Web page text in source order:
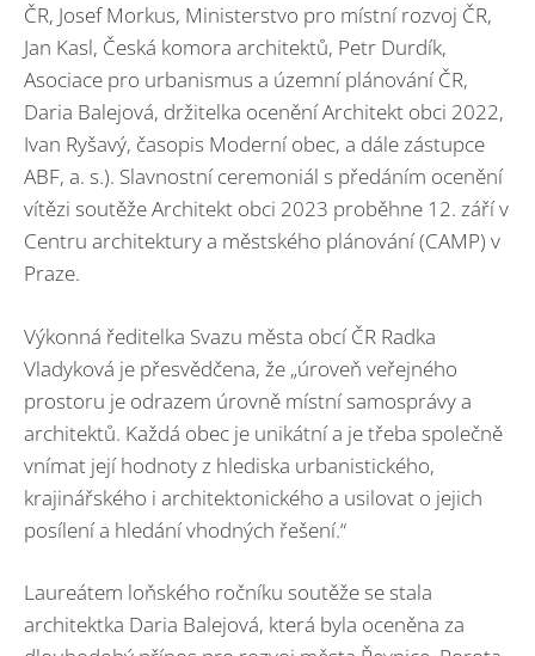
ČR, Josef Morkus, Ministerstvo pro místní rozvoj ČR,
Jan Kasl, Česká komora architektů, Petr Durdík,
Asociace pro urbanismus a územní plánování ČR,
Daria Balejová, držitelka ocenění Architekt obci 2022,
Ivan Ryšavý, časopis Moderní obec, a dále zástupce
ABF, a. s.). Slavnostní ceremoniál s předáním ocenění
vítězi soutěže Architekt obci 2023 proběhne 12. září v
Centru architektury a městského plánování (CAMP) v
Praze.
Výkonná ředitelka Svazu města obcí ČR Radka
Vladyková je přesvědčena, že „úroveň veřejného
prostoru je odrazem úrovně místní samosprávy a
architektů. Každá obec je unikátní a je třeba společně
vnímat její hodnoty z hlediska urbanistického,
krajinářského i architektonického a usilovat o jejich
posílení a hledání vhodných řešení.“
Laureátem loňského ročníku soutěže se stala
architektka Daria Balejová, která byla oceněna za